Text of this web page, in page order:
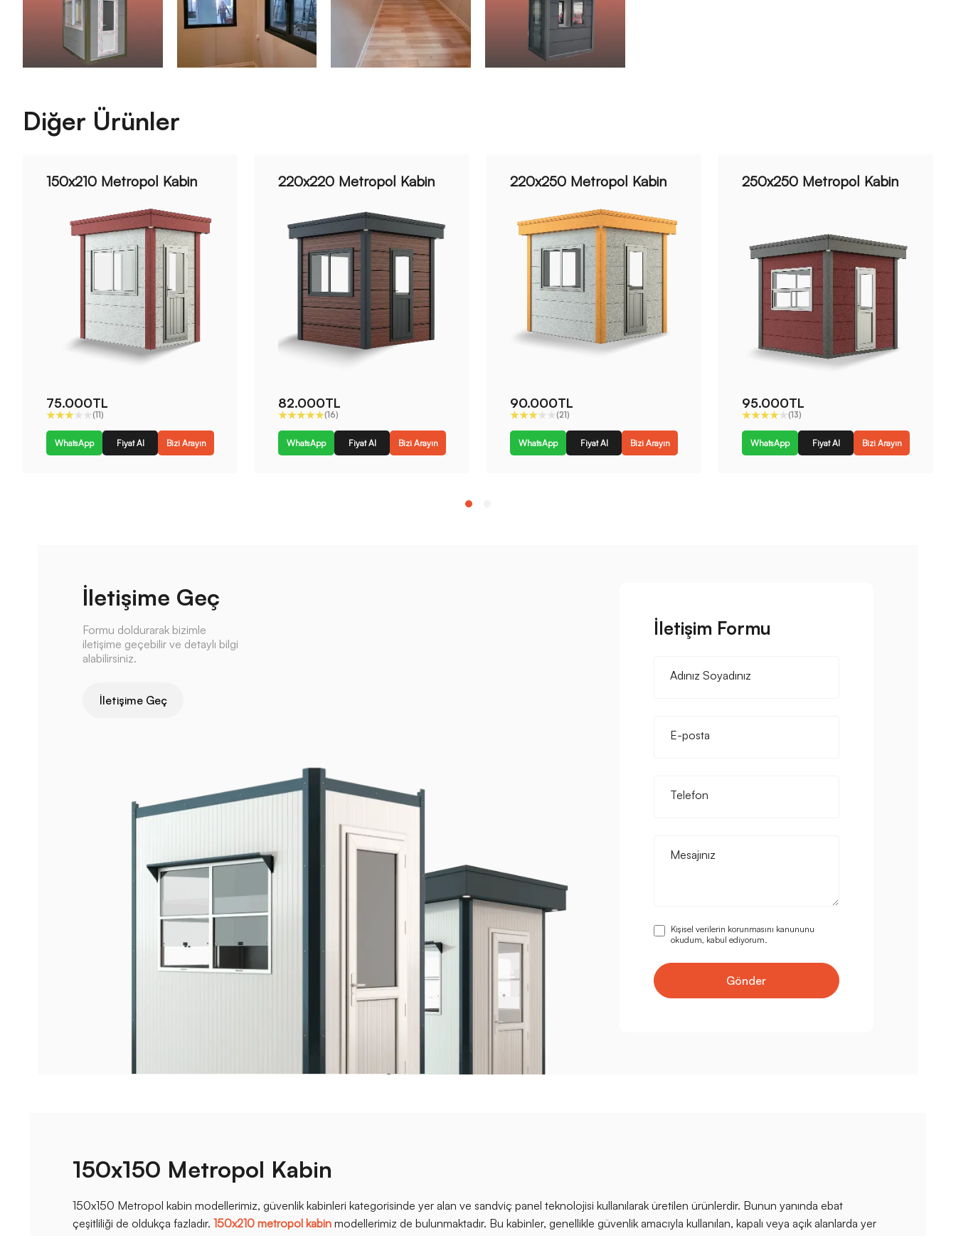
Diğer Ürünler
150x210 Metropol Kabin
75.000TL
(11)
WhatsApp Fiyat Al Bizi Arayın
220x220 Metropol Kabin
82.000TL
(16)
WhatsApp Fiyat Al Bizi Arayın
220x250 Metropol Kabin
90.000TL
(21)
WhatsApp Fiyat Al Bizi Arayın
250x250 Metropol Kabin
95.000TL
(13)
WhatsApp Fiyat Al Bizi Arayın
İletişime Geç
Formu doldurarak bizimle
iletişime geçebilir ve detaylı bilgi
alabilirsiniz.
İletişime Geç
İletişim Formu
Adınız Soyadınız
E-posta
Telefon
Mesajınız
Kişisel verilerin korunmasını kanununu
okudum, kabul ediyorum.
Gönder
150x150 Metropol Kabin
150x150 Metropol kabin modellerimiz, güvenlik kabinleri kategorisinde yer alan ve sandviç panel teknolojisi kullanılarak üretilen ürünlerdir. Bunun yanında ebat
çeşitliliği de oldukça fazladır. 150x210 metropol kabin modellerimiz de bulunmaktadır. Bu kabinler, genellikle güvenlik amacıyla kullanılan, kapalı veya açık alanlarda yer